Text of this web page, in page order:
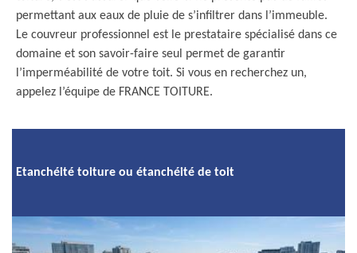
permettant aux eaux de pluie de s’infiltrer dans l’immeuble.
Le couvreur professionnel est le prestataire spécialisé dans ce
domaine et son savoir-faire seul permet de garantir
l’imperméabilité de votre toit. Si vous en recherchez un,
appelez l’équipe de FRANCE TOITURE.
Etanchéité toiture ou étanchéité de toit